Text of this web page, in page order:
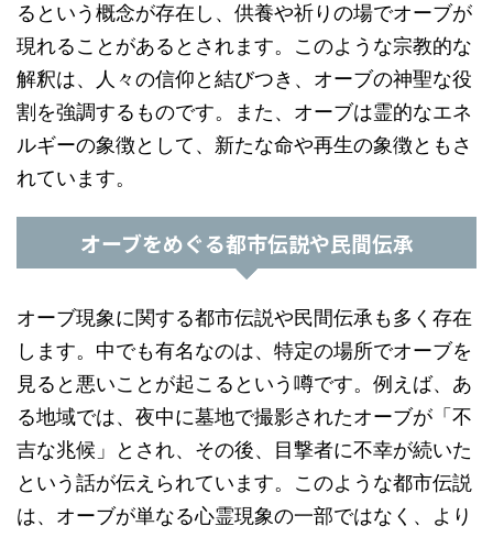
るという概念が存在し、供養や祈りの場でオーブが
現れることがあるとされます。このような宗教的な
解釈は、人々の信仰と結びつき、オーブの神聖な役
割を強調するものです。また、オーブは霊的なエネ
ルギーの象徴として、新たな命や再生の象徴ともさ
れています。
オーブをめぐる都市伝説や民間伝承
オーブ現象に関する都市伝説や民間伝承も多く存在
します。中でも有名なのは、特定の場所でオーブを
見ると悪いことが起こるという噂です。例えば、あ
る地域では、夜中に墓地で撮影されたオーブが「不
吉な兆候」とされ、その後、目撃者に不幸が続いた
という話が伝えられています。このような都市伝説
は、オーブが単なる心霊現象の一部ではなく、より